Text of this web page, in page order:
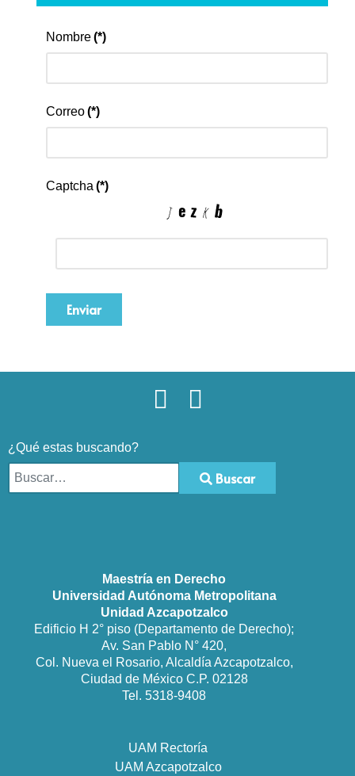
Nombre(*)
Correo(*)
Captcha (*)
Enviar
¿Qué estas buscando?
Buscar
Maestría en Derecho
Universidad Autónoma Metropolitana
Unidad Azcapotzalco
Edificio H 2° piso (Departamento de Derecho);
Av. San Pablo N° 420,
Col. Nueva el Rosario, Alcaldía Azcapotzalco,
Ciudad de México C.P. 02128
Tel. 5318-9408
UAM Rectoría
UAM Azcapotzalco